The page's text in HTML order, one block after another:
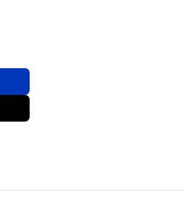
16 Pro - สี Green ชิ้น